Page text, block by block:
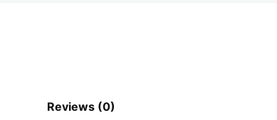
Reviews (0)